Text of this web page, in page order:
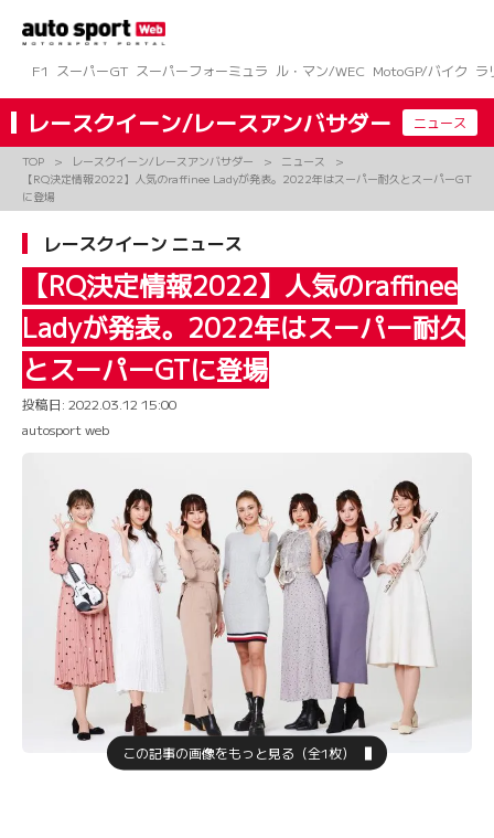
ツ
へ
ス
キ
F1 スーパーGT スーパーフォーミュラ ル・マン/WEC MotoGP/バイク ラ
レースクイーン/レースアンバサダー ニュース
TOP レースクイーン/レースアンバサダー
ニュース
【RQ決定情報2022】人気のraffinee Ladyが発表。2022年はスーパー耐久とスーパーGT
に登場
レースクイーン ニュース
【RQ決定情報2022】人気のraffinee
Ladyが発表。2022年はスーパー耐久
とスーパーGTに登場
投稿日: 2022.03.12 15:00
autosport web
この記事の画像をもっと見る（全1枚）